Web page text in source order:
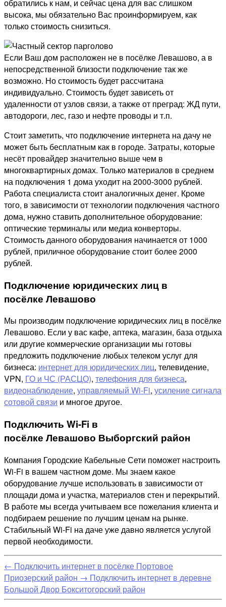
обратились к нам, и сейчас цена для вас слишком
высока, мы обязательно Вас проинформируем, как
только стоимость снизиться.
Если Ваш дом расположен не в посёлке Левашово, а в
непосредственной близости подключение так же
возможно. Но стоимость будет рассчитана
индивидуально. Стоимость будет зависеть от
удаленности от узлов связи, а также от преград: ЖД пути,
автодороги, лес, газо и нефте проводы и т.п.
Стоит заметить, что подключение интернета на дачу не
может быть бесплатным как в городе. Затраты, которые
несёт провайдер значительно выше чем в
многоквартирных домах. Только материалов в среднем
на подключения 1 дома уходит на 2000-3000 рублей.
Работа специалиста стоит аналогичных денег. Кроме
того, в зависимости от технологии подключения частного
дома, нужно ставить дополнительное оборудование:
оптические терминалы или медиа конверторы.
Стоимость данного оборудования начинается от 1000
рублей, приличное оборудование стоит более 2000
рублей.
Подключение юридических лиц в
посёлке Левашово
Мы производим подключение юридических лиц в посёлке
Левашово. Если у вас кафе, аптека, магазин, база отдыха
или другие коммерческие организации мы готовы
предложить подключение любых телеком услуг для
бизнеса: интернет для юридических лиц, телевидение,
VPN, ГО и ЧС (РАСЦО), телефония для бизнеса,
видеонаблюдение, управляемый Wi-Fi, усиление сигнала
сотовой связи и многое другое.
Подключить Wi-Fi в
посёлке Левашово Выборгский район
Компания Городские Кабельные Сети поможет настроить
Wi-Fi в вашем частном доме. Мы знаем какое
оборудование лучше использовать в зависимости от
площади дома и участка, материалов стен и перекрытий.
В работе мы всегда учитываем все пожелания клиента и
подбираем решение по лучшим ценам на рынке.
Стабильный Wi-Fi на даче уже давно является услугой
первой необходимости.
← Подключить интернет в посёлке Портовое
Приозерский район → Подключить интернет в деревне
Большой Двор Бокситогорский район